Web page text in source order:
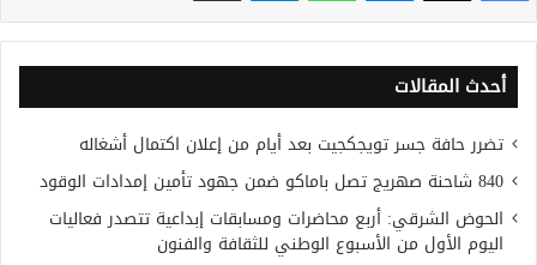
أحدث المقالات
تضرر حافة جسر تويجكجيت بعد أيام من إعلان اكتمال أشغاله
840 شاحنة صهريج تصل باماكو ضمن جهود تأمين إمدادات الوقود
الحوض الشرقي: أربع محاضرات ومسابقات إبداعية تتصدر فعاليات
اليوم الأول من الأسبوع الوطني للثقافة والفنون